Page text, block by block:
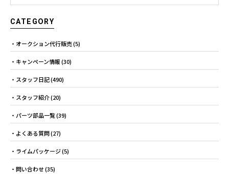
CATEGORY
オークション代行販売(5)
キャンペーン情報(30)
スタッフ日記(490)
スタッフ紹介(20)
パーツ部品一覧(39)
よくある質問(27)
ライムパッケージ(5)
問い合わせ(35)